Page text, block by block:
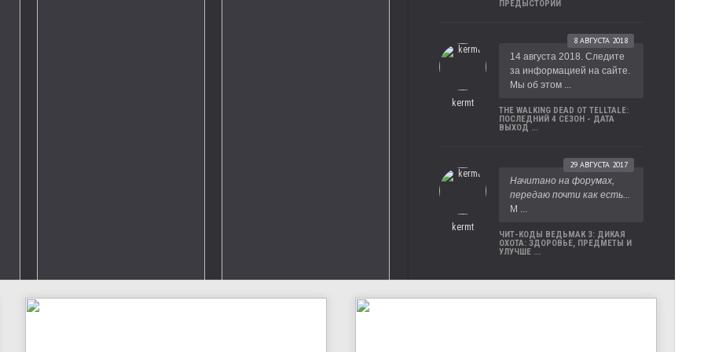
ПРЕДЫСТОРИИ
kermt
8 АВГУСТА 2018
14 августа 2018. Следите
за информацией на сайте.
Мы об этом ...
THE WALKING DEAD ОТ TELLTALE:
ПОСЛЕДНИЙ 4 СЕЗОН - ДАТА
ВЫХОД ...
kermt
29 АВГУСТА 2017
Начитано на форумах,
передаю почти как есть...
М ...
ЧИТ-КОДЫ ВЕДЬМАК 3: ДИКАЯ
ОХОТА: ЗДОРОВЬЕ, ПРЕДМЕТЫ И
УЛУЧШЕ ...